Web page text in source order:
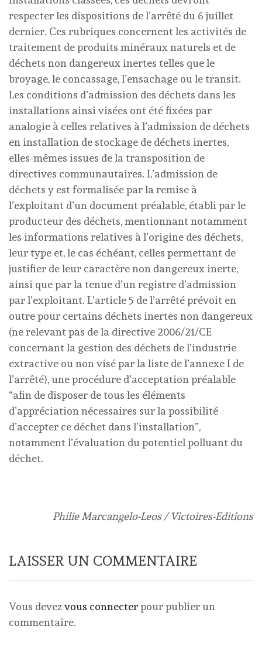
respecter les dispositions de l’arrêté du 6 juillet
dernier. Ces rubriques concernent les activités de
traitement de produits minéraux naturels et de
déchets non dangereux inertes telles que le
broyage, le concassage, l’ensachage ou le transit.
Les conditions d’admission des déchets dans les
installations ainsi visées ont été fixées par
analogie à celles relatives à l’admission de déchets
en installation de stockage de déchets inertes,
elles-mêmes issues de la transposition de
directives communautaires. L’admission de
déchets y est formalisée par la remise à
l’exploitant d’un document préalable, établi par le
producteur des déchets, mentionnant notamment
les informations relatives à l’origine des déchets,
leur type et, le cas échéant, celles permettant de
justifier de leur caractère non dangereux inerte,
ainsi que par la tenue d’un registre d’admission
par l’exploitant. L’article 5 de l’arrêté prévoit en
outre pour certains déchets inertes non dangereux
(ne relevant pas de la directive 2006/21/CE
concernant la gestion des déchets de l’industrie
extractive ou non visé par la liste de l’annexe I de
l’arrêté), une procédure d’acceptation préalable
“afin de disposer de tous les éléments
d’appréciation nécessaires sur la possibilité
d’accepter ce déchet dans l’installation”,
notamment l’évaluation du potentiel polluant du
déchet.
Philie Marcangelo-Leos / Victoires-Editions
LAISSER UN COMMENTAIRE
Vous devezvous connecterpour publier un
commentaire.